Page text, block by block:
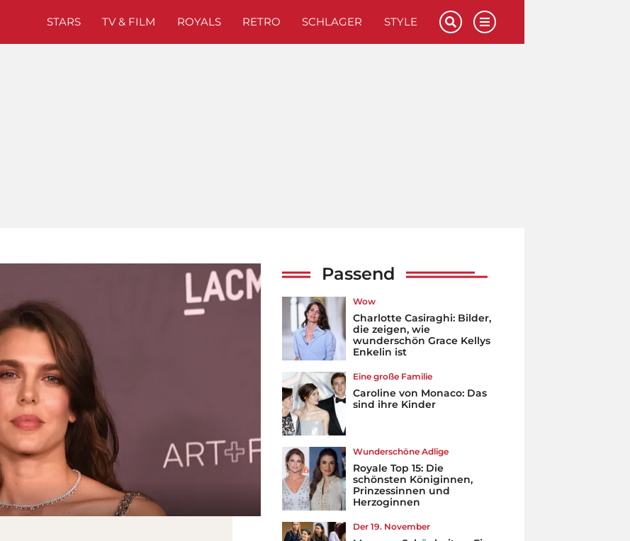
STARS TV & FILM ROYALS RETRO SCHLAGER STYLE
Passend
Wow
Charlotte Casiraghi: Bilder,
die zeigen, wie
wunderschön Grace Kellys
Enkelin ist
Eine große Familie
Caroline von Monaco: Das
sind ihre Kinder
Wunderschöne Adlige
Royale Top 15: Die
schönsten Königinnen,
Prinzessinnen und
Herzoginnen
Der 19. November